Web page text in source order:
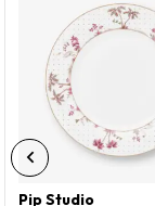
Pip Studio